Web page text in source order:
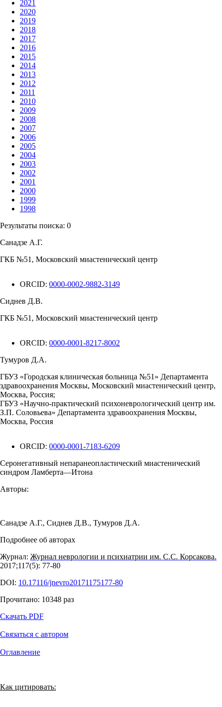
2021
2020
2019
2018
2017
2016
2015
2014
2013
2012
2011
2010
2009
2008
2007
2006
2005
2004
2003
2002
2001
2000
1999
1998
Результаты поиска: 0
Санадзе А.Г.
ГКБ №51, Московский миастенический центр
ORCID: 0000-0002-9882-3149
Сиднев Д.В.
ГКБ №51, Московский миастенический центр
ORCID: 0000-0001-8217-8002
Тумуров Д.А.
ГБУЗ «Городская клиническая больница №51» Департамента
здравоохранения Москвы, Московский миастенический центр,
Москва, Россия;
ГБУЗ «Научно-практический психоневрологический центр им.
З.П. Соловьева» Департамента здравоохранения Москвы,
Москва, Россия
ORCID: 0000-0001-7183-6209
Серонегативный непаранеопластический миастенический
синдром Ламберта—Итона
Авторы:
Санадзе А.Г., Сиднев Д.В., Тумуров Д.А.
Подробнее об авторах
Журнал: Журнал неврологии и психиатрии им. С.С. Корсакова.
2017;117(5): 77‑80
DOI: 10.17116/jnevro20171175177-80
Прочитано: 10348 раз
Скачать PDF
Связаться с автором
Оглавление
Как цитировать: